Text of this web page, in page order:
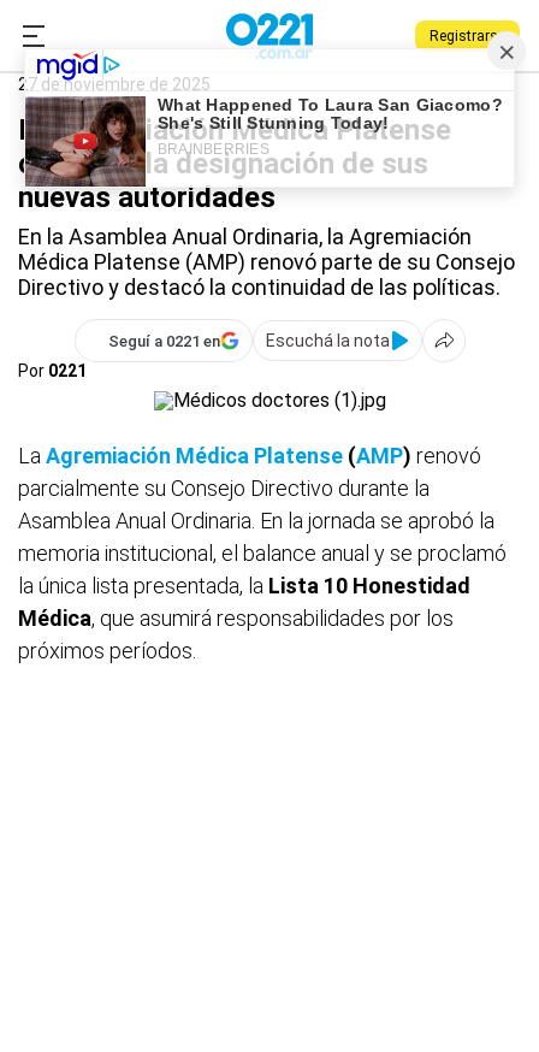
Registrarse
0221.com.ar
Agremiación Médica Platense
27 de noviembre de 2025
La Agremiación Médica Platense
oficializó la designación de sus
nuevas autoridades
En la Asamblea Anual Ordinaria, la Agremiación
Médica Platense (AMP) renovó parte de su Consejo
Directivo y destacó la continuidad de las políticas.
Seguí a 0221 en
Escuchá la nota
Por 0221
La Agremiación Médica Platense (AMP) renovó
parcialmente su Consejo Directivo durante la
Asamblea Anual Ordinaria. En la jornada se aprobó la
memoria institucional, el balance anual y se proclamó
la única lista presentada, la Lista 10 Honestidad
Médica, que asumirá responsabilidades por los
próximos períodos.